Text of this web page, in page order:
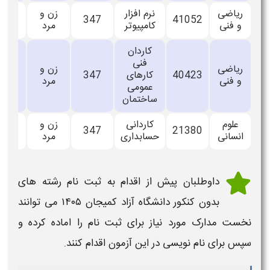
ریاضی
و فنی 41052 نرم افزار
کامپیوتر 347 زن و
مرد
ریاضی
و فنی 40423
کاردان
فنی
کارهای
عمومی
ساختمان
347 زن و
مرد
علوم
انسانی 21380 کاردانی
حسابداری 347 زن و
مرد
داوطلبان پیش از اقدام به ثبت نام رشته های
بدون کنکور دانشگاه آزاد کمیجان ۱۴۰۵ می توانند
نخست مدارک مورد نیاز برای ثبت نام را اماده کرده و
سپس برای نام نویسی در این آزمون اقدام کنند.